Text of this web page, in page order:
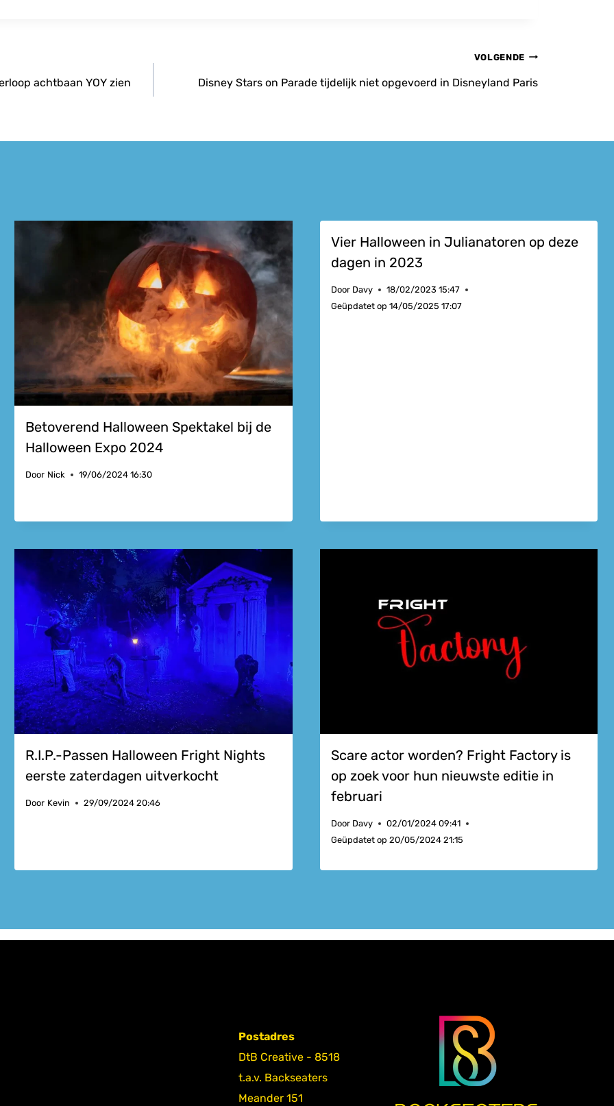
achtbaan YOY zien
VOLGENDE
Disney Stars on Parade tijdelijk niet opgevoerd in Disneyland Paris
Betoverend Halloween Spektakel bij de
Halloween Expo 2024
Door Nick 19/06/2024 16:30
Vier Halloween in Julianatoren op deze
dagen in 2023
Door Davy
18/02/2023 15:47
Geüpdatet op 14/05/2025 17:07
R.I.P.-Passen Halloween Fright Nights
eerste zaterdagen uitverkocht
Door Kevin 29/09/2024 20:46
Scare actor worden? Fright Factory is
op zoek voor hun nieuwste editie in
februari
Door Davy
02/01/2024 09:41
Geüpdatet op 20/05/2024 21:15
Postadres
DtB Creative - 8518
t.a.v. Backseaters
Meander 151